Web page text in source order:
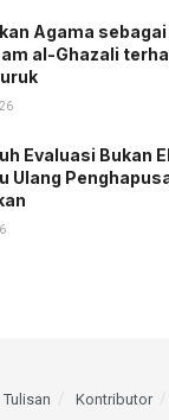
Agama
al-Ghazali
Evaluasi Bukan
Ulang
Kontributor